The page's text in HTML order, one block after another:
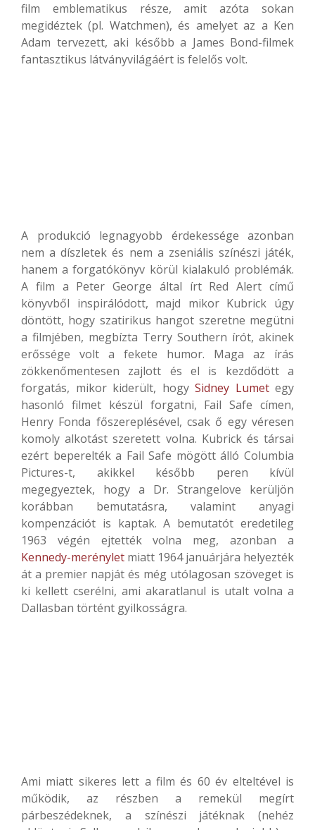
film emblematikus része, amit azóta sokan
megidéztek (pl. Watchmen), és amelyet az a Ken
Adam tervezett, aki később a James Bond-filmek
fantasztikus látványvilágáért is felelős volt.
A produkció legnagyobb érdekessége azonban
nem a díszletek és nem a zseniális színészi játék,
hanem a forgatókönyv körül kialakuló problémák.
A film a Peter George által írt Red Alert című
könyvből inspirálódott, majd mikor Kubrick úgy
döntött, hogy szatirikus hangot szeretne megütni
a filmjében, megbízta Terry Southern írót, akinek
erőssége volt a fekete humor. Maga az írás
zökkenőmentesen zajlott és el is kezdődött a
forgatás, mikor kiderült, hogy Sidney Lumetegy
hasonló filmet készül forgatni, Fail Safe címen,
Henry Fonda főszereplésével, csak ő egy véresen
komoly alkotást szeretett volna. Kubrick és társai
ezért beperelték a Fail Safe mögött álló Columbia
Pictures-t, akikkel később peren kívül
megegyeztek, hogy a Dr. Strangelove kerüljön
korábban bemutatásra, valamint anyagi
kompenzációt is kaptak. A bemutatót eredetileg
1963 végén ejtették volna meg, azonban a
Kennedy-merénylet miatt 1964 januárjára helyezték
át a premier napját és még utólagosan szöveget is
ki kellett cserélni, ami akaratlanul is utalt volna a
Dallasban történt gyilkosságra.
Ami miatt sikeres lett a film és 60 év elteltével is
működik, az részben a remekül megírt
párbeszédeknek, a színészi játéknak (nehéz